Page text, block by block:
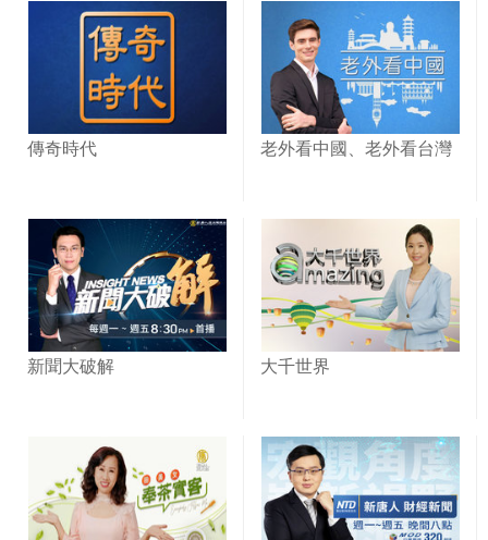
傳奇時代 老外看中國、老外看台灣
新聞大破解 大千世界